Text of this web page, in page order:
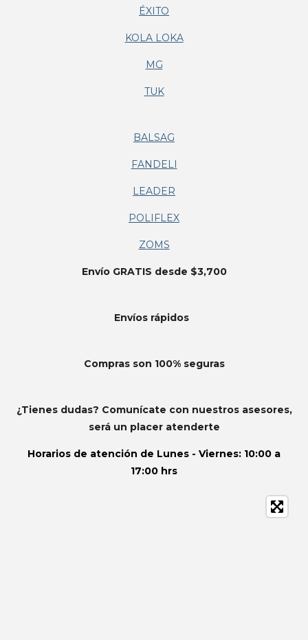
ÉXITO
KOLA LOKA
MG
TUK
BALSAG
FANDELI
LEADER
POLIFLEX
ZOMS
Envío GRATIS desde $3,700
Envíos rápidos
Compras son 100% seguras
¿Tienes dudas? Comunícate con nuestros asesores,
será un placer atenderte
Horarios de atención de Lunes - Viernes: 10:00 a
17:00 hrs